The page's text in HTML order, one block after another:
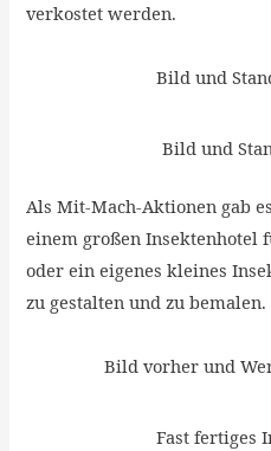
verkostet werden.
Bild und
Bild und
Als Mit-Mach-Aktionen gab
einem großen
oder ein eigenes kleines
zu gestalten und zu bemalen.
Bild vorher und
Fast fertiges